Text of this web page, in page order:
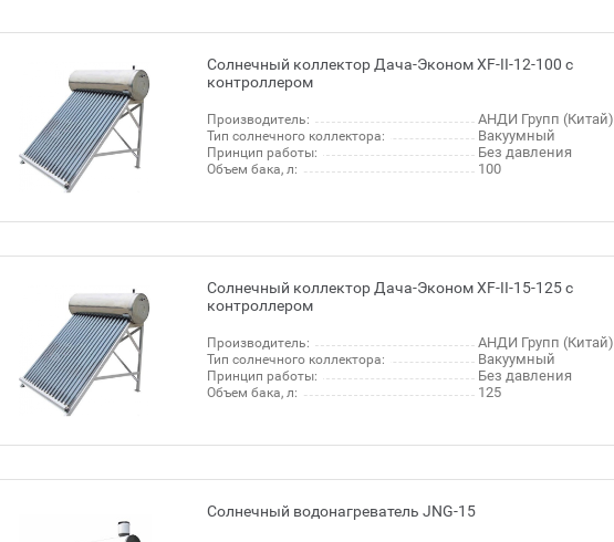
Солнечный коллектор Дача-Эконом XF-II-12-100 с
контроллером
Производитель: АНДИ Групп (Китай)
Тип солнечного коллектора: Вакуумный
Принцип работы: Без давления
Объем бака, л: 100
Солнечный коллектор Дача-Эконом XF-II-15-125 с
контроллером
Производитель: АНДИ Групп (Китай)
Тип солнечного коллектора: Вакуумный
Принцип работы: Без давления
Объем бака, л: 125
Солнечный водонагреватель JNG-15